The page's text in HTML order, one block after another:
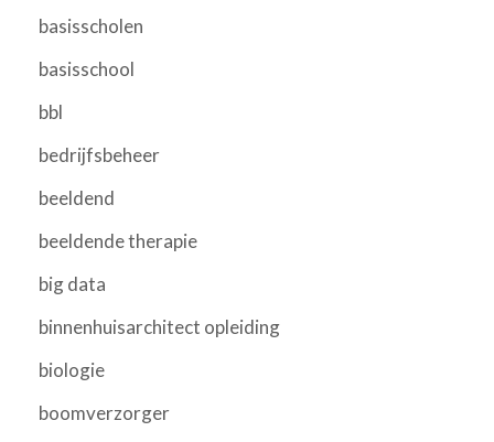
basisscholen
basisschool
bbl
bedrijfsbeheer
beeldend
beeldende therapie
big data
binnenhuisarchitect opleiding
biologie
boomverzorger